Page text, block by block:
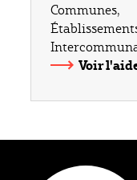
Communes,
Voir